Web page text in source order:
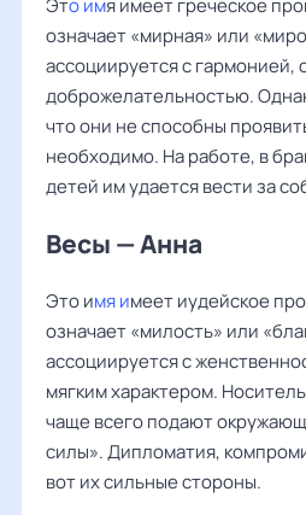
Это имя имеет греческое
означает «мирная» или
ассоциируется с гармонией,
доброжелательностью.
что они не способны
необходимо. На работе, в
детей им удается вести за
Весы — Анна
Это имя имеет иудейское
означает «милость» или
ассоциируется с
мягким характером.
чаще всего подают
силы». Дипломатия,
вот их сильные стороны.